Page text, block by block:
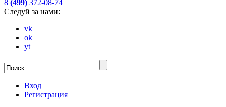
8 (499) 372-08-74
Следуй за нами:
vk
ok
yt
Вход
Регистрация